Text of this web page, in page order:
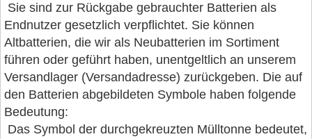
Sie sind zur Rückgabe gebrauchter Batterien als
Endnutzer gesetzlich verpflichtet. Sie können
Altbatterien, die wir als Neubatterien im Sortiment
führen oder geführt haben, unentgeltlich an unserem
Versandlager (Versandadresse) zurückgeben. Die auf
den Batterien abgebildeten Symbole haben folgende
Bedeutung:
Das Symbol der durchgekreuzten Mülltonne bedeutet,